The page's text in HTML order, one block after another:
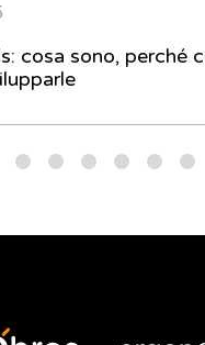
cosa sono, perché